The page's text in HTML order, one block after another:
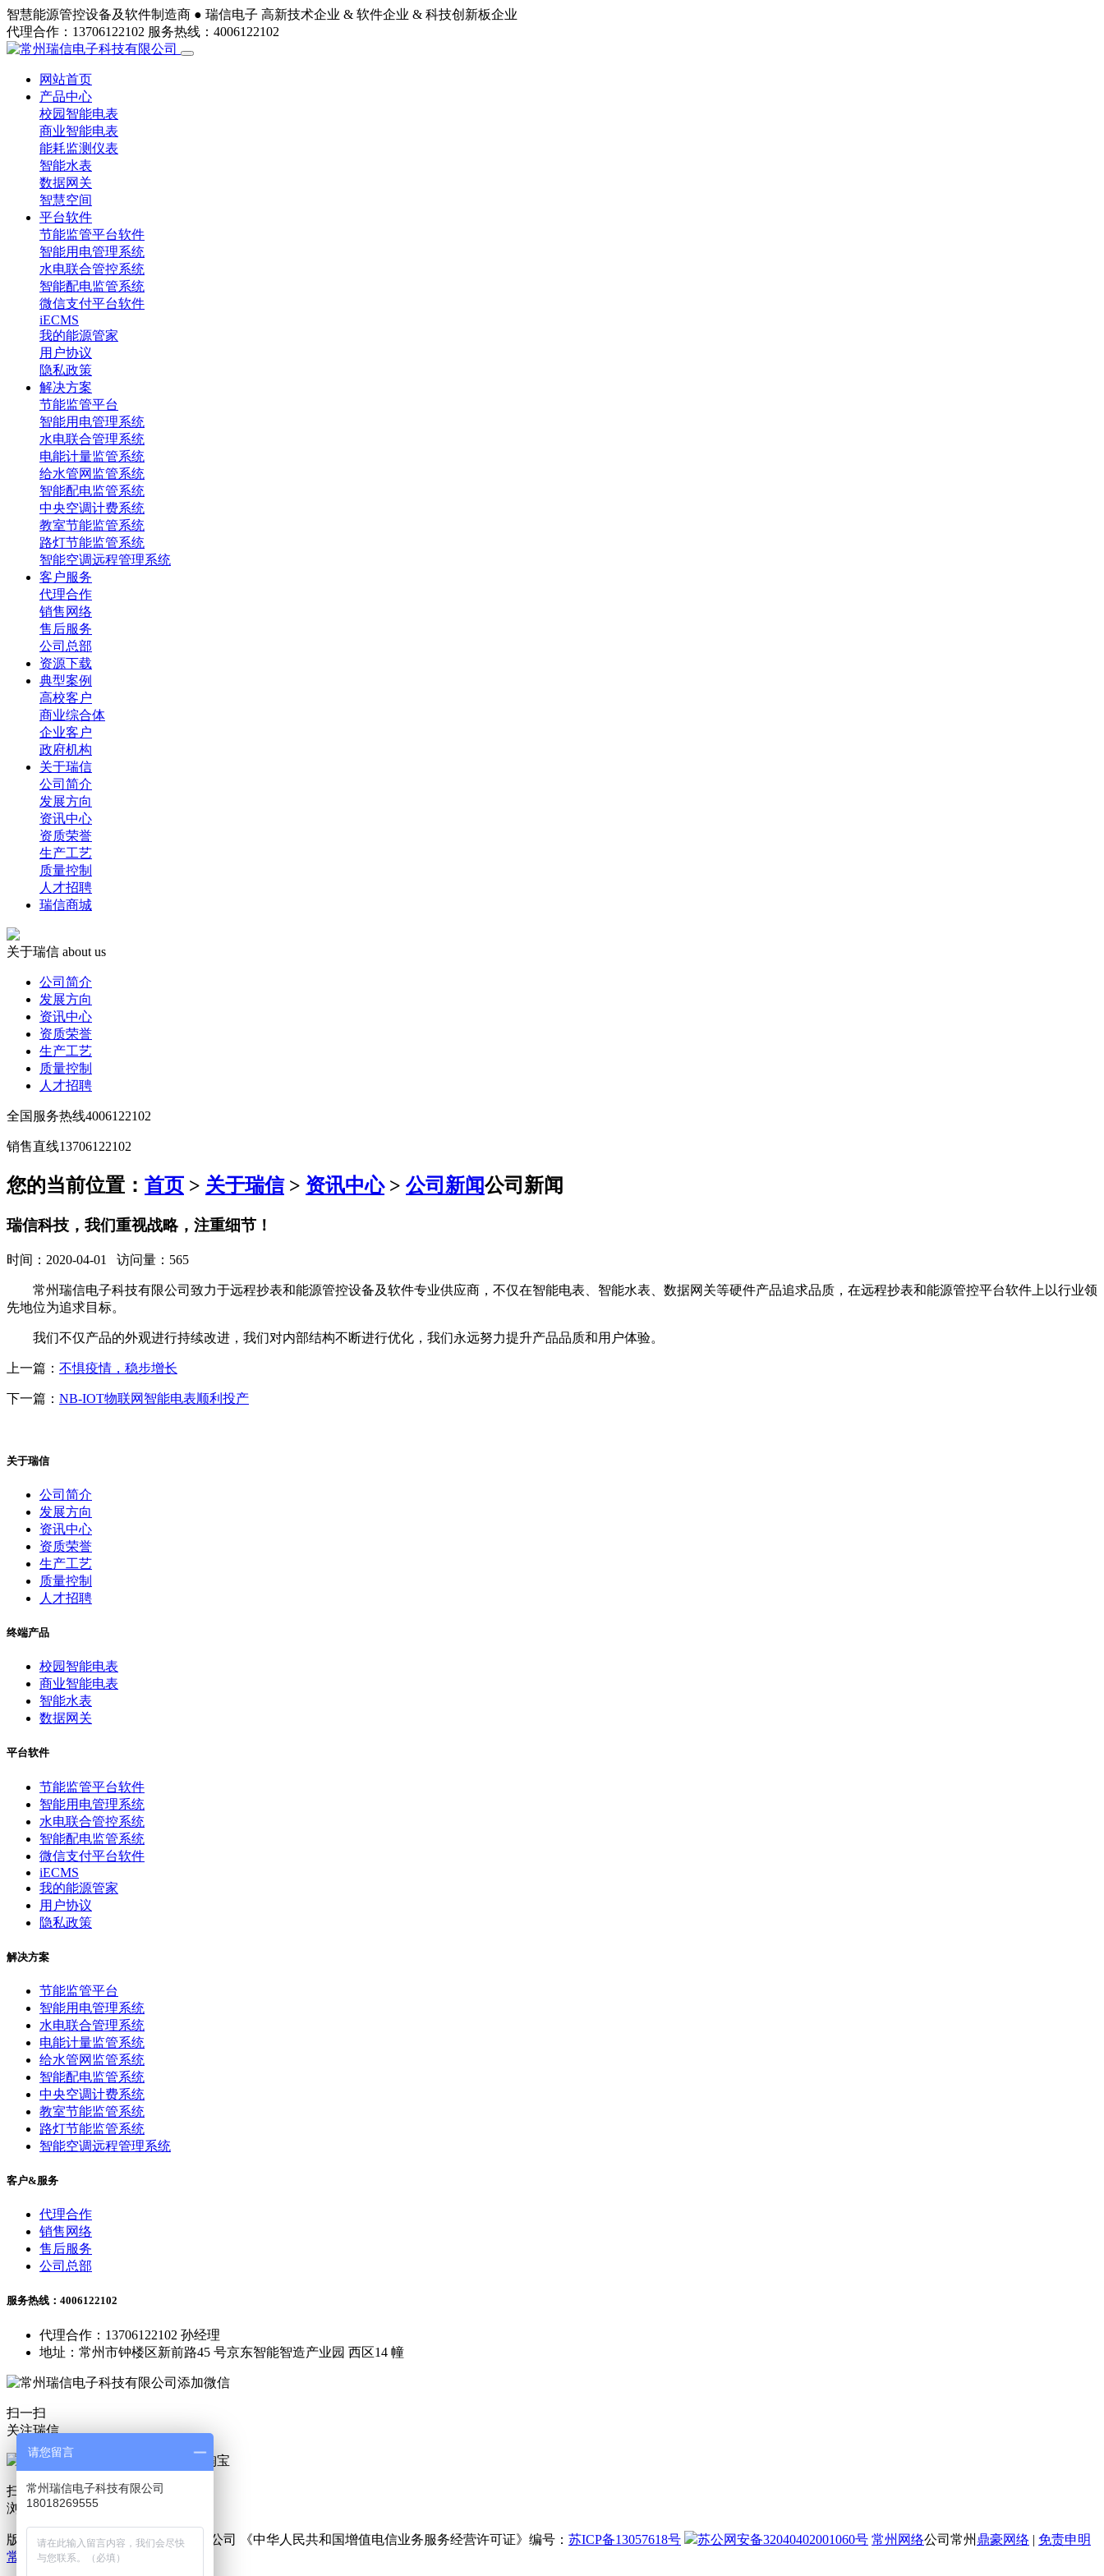
智慧能源管控设备及软件制造商 ● 瑞信电子 高新技术企业 & 软件企业 & 科技创新板企业
代理合作：13706122102 服务热线：4006122102
网站首页
产品中心
校园智能电表
商业智能电表
能耗监测仪表
智能水表
数据网关
智慧空间
平台软件
节能监管平台软件
智能用电管理系统
水电联合管控系统
智能配电监管系统
微信支付平台软件
iECMS
我的能源管家
用户协议
隐私政策
解决方案
节能监管平台
智能用电管理系统
水电联合管理系统
电能计量监管系统
给水管网监管系统
智能配电监管系统
中央空调计费系统
教室节能监管系统
路灯节能监管系统
智能空调远程管理系统
客户服务
代理合作
销售网络
售后服务
公司总部
资源下载
典型案例
高校客户
商业综合体
企业客户
政府机构
关于瑞信
公司简介
发展方向
资讯中心
资质荣誉
生产工艺
质量控制
人才招聘
瑞信商城
关于瑞信 about us
公司简介
发展方向
资讯中心
资质荣誉
生产工艺
质量控制
人才招聘
全国服务热线4006122102
销售直线13706122102
您的当前位置： 首页 > 关于瑞信> 资讯中心> 公司新闻公司新闻
瑞信科技，我们重视战略，注重细节！
时间：2020-04-01 访问量：565
常州瑞信电子科技有限公司致力于远程抄表和能源管控设备及软件专业供应商，不仅在智能电表、智能水表、数据网关等硬件产品追求品质，在远程抄表和能源管控平台软件上以行业领
先地位为追求目标。
我们不仅产品的外观进行持续改进，我们对内部结构不断进行优化，我们永远努力提升产品品质和用户体验。
上一篇： 不惧疫情，稳步增长
下一篇： NB-IOT物联网智能电表顺利投产
关于瑞信
公司简介
发展方向
资讯中心
资质荣誉
生产工艺
质量控制
人才招聘
终端产品
校园智能电表
商业智能电表
智能水表
数据网关
平台软件
节能监管平台软件
智能用电管理系统
水电联合管控系统
智能配电监管系统
微信支付平台软件
iECMS
我的能源管家
用户协议
隐私政策
解决方案
节能监管平台
智能用电管理系统
水电联合管理系统
电能计量监管系统
给水管网监管系统
智能配电监管系统
中央空调计费系统
教室节能监管系统
路灯节能监管系统
智能空调远程管理系统
客户&服务
代理合作
销售网络
售后服务
公司总部
服务热线：4006122102
代理合作：13706122102 孙经理
地址：常州市钟楼区新前路45 号京东智能智造产业园 西区14 幢
扫一扫
关注瑞信
扫一扫
浏览淘宝
版权所有 © 常州瑞信电子科技有限公司 《中华人民共和国增值电信业务服务经营许可证》编号： 苏ICP备13057618号 苏公网安备32040402001060号 常州网络公司常州 鼎豪网络 | 免责申明
常州恒盾机械科技有限公司
请您留言
常州瑞信电子科技有限公司
18018269555